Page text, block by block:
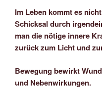
Im Leben kommt es
Schicksal durch
man die nötige innere
zurück zum Licht und
Bewegung bewirkt
und Nebenwirkungen.